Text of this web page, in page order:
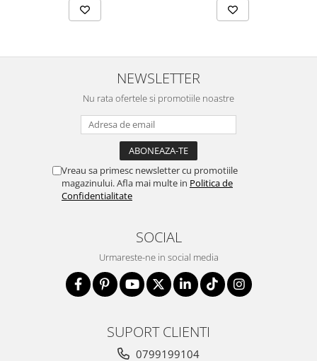
NEWSLETTER
Nu rata ofertele si promotiile noastre
Vreau sa primesc newsletter cu promotiile
magazinului. Afla mai multe in Politica de
Confidentialitate
SOCIAL
Urmareste-ne in social media
SUPORT CLIENTI
0799199104